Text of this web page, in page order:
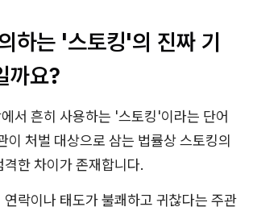
하는 '스토킹'의 진짜 기
까요?
서 흔히 사용하는 '스토킹'이라는 단어
이 처벌 대상으로 삼는 법률상 스토킹의
한 차이가 존재합니다.
연락이나 태도가 불쾌하고 귀찮다는 주관